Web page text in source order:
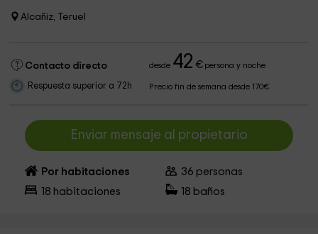
Alcañiz, Teruel
Contacto directo desde 42 €persona y noche
Respuesta superior a 72h Precio fin de semana desde 170€
Enviar mensaje al propietario
Por habitaciones 36 personas
18 habitaciones 18 baños